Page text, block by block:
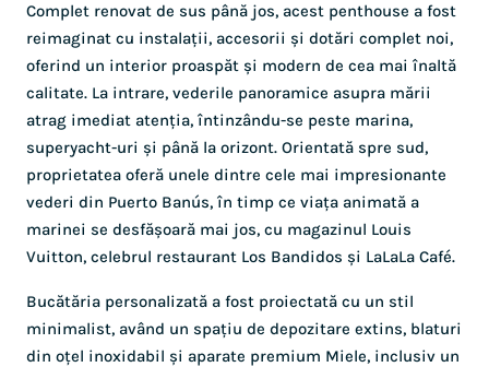
Complet renovat de sus până jos, acest penthouse a fost
reimaginat cu instalații, accesorii și dotări complet noi,
oferind un interior proaspăt și modern de cea mai înaltă
calitate. La intrare, vederile panoramice asupra mării
atrag imediat atenția, întinzându-se peste marina,
superyacht-uri și până la orizont. Orientată spre sud,
proprietatea oferă unele dintre cele mai impresionante
vederi din Puerto Banús, în timp ce viața animată a
marinei se desfășoară mai jos, cu magazinul Louis
Vuitton, celebrul restaurant Los Bandidos și LaLaLa Café.
Bucătăria personalizată a fost proiectată cu un stil
minimalist, având un spațiu de depozitare extins, blaturi
din oțel inoxidabil și aparate premium Miele, inclusiv un